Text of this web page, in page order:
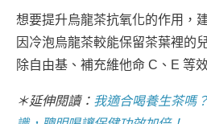
想要提升烏龍茶抗氧化的作用，
因冷泡烏龍茶較能保留茶葉裡的
除自由基、補充維他命 C、E 等
＊延伸閱讀： 我適合喝養生茶嗎